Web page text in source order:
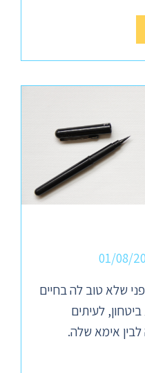
01/08/
שלא טוב לה בחיים
לעיתים
לבין אימא שלה.